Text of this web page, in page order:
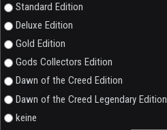
Auswahlmöglichkeiten
Standard Edition
Deluxe Edition
Gold Edition
Gods Collectors Edition
Dawn of the Creed Edition
Dawn of the Creed Legendary Edition
keine